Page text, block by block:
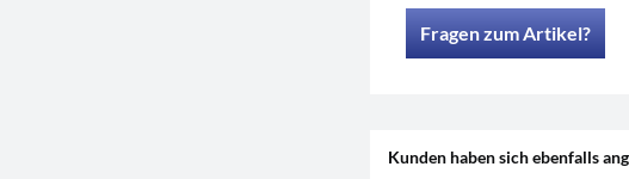
Fragen zum Artikel?
Kunden haben sich ebenfalls